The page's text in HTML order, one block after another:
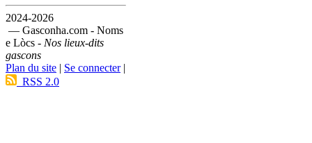
2024-2026
— Gasconha.com - Noms
e Lòcs - Nos lieux-dits
gascons
Plan du site | Se connecter|
RSS 2.0